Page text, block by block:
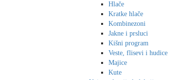
Hlače
Kratke hlače
Kombinezoni
Jakne i prsluci
Kišni program
Veste, flisevi i hudice
Majice
Kute